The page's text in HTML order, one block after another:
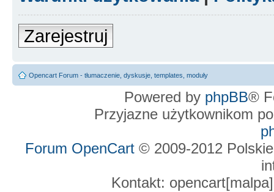
Zarejestruj
Opencart Forum - tłumaczenie, dyskusje, templates, moduły
Powered by phpBB®
Przyjazne użytkownikom
Forum OpenCart © 2009-2012
Kontakt: